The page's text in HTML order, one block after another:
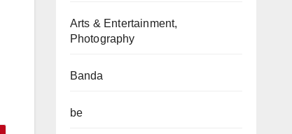
Arts & Entertainment,
Photography
Banda
be